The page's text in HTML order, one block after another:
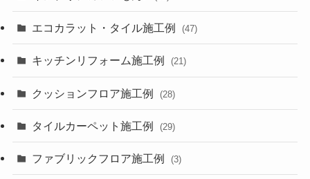
エコカラット・タイル施工例 (47)
キッチンリフォーム施工例 (21)
クッションフロア施工例 (28)
タイルカーペット施工例 (29)
ファブリックフロア施工例 (3)